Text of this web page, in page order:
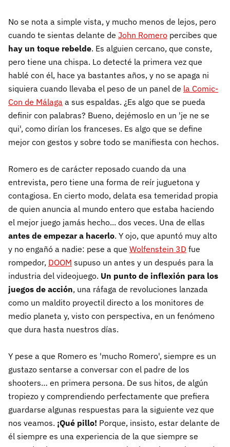
No se nota a simple vista, y mucho menos de lejos, pero
cuando te sientas delante de John Romero percibes que
hay un toque rebelde. Es alguien cercano, que conste,
pero tiene una chispa. Lo detecté la primera vez que
hablé con él, hace ya bastantes años, y no se apaga ni
siquiera cuando llevaba el peso de un panel de la Comic-
Con de Málaga a sus espaldas. ¿Es algo que se pueda
definir con palabras? Bueno, dejémoslo en un 'je ne se
qui', como dirían los franceses. Es algo que se define
mejor con gestos y sobre todo se manifiesta con hechos.
Romero es de carácter reposado cuando da una
entrevista, pero tiene una forma de reír juguetona y
contagiosa. En cierto modo, delata esa temeridad propia
de quien anuncia al mundo entero que estaba haciendo
el mejor juego jamás hecho... dos veces. Una de ellas
antes de empezar a hacerlo. Y ojo, que apuntó muy alto
y no engañó a nadie: pese a que Wolfenstein 3D fue
rompedor, DOOM supuso un antes y un después para la
industria del videojuego. Un punto de inflexión para los
juegos de acción, una ráfaga de revoluciones lanzada
como un maldito proyectil directo a los monitores de
medio planeta y, visto con perspectiva, en un fenómeno
que dura hasta nuestros días.
Y pese a que Romero es 'mucho Romero', siempre es un
gustazo sentarse a conversar con el padre de los
shooters… en primera persona. De sus hitos, de algún
tropiezo y comprendiendo perfectamente que prefiera
guardarse algunas respuestas para la siguiente vez que
nos veamos. ¡Qué pillo! Porque, insisto, estar delante de
él siempre es una experiencia de la que siempre se